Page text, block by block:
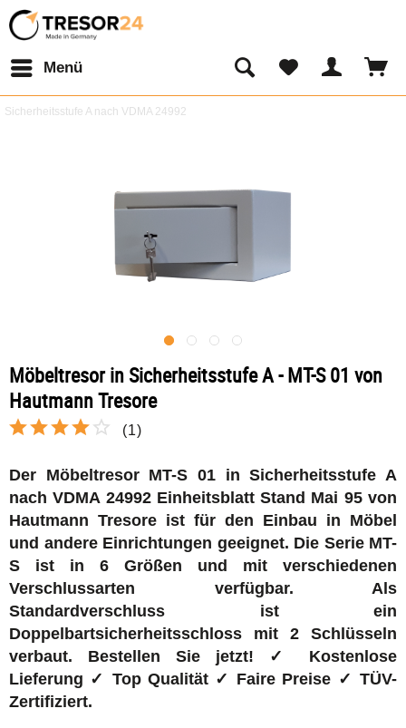
Menü
Sicherheitsstufe A nach VDMA 24992
Möbeltresor in Sicherheitsstufe A - MT-S 01 von
Hautmann Tresore
(1)
Der Möbeltresor MT-S 01 in Sicherheitsstufe A
nach VDMA 24992 Einheitsblatt Stand Mai 95 von
Hautmann Tresore ist für den Einbau in Möbel
und andere Einrichtungen geeignet. Die Serie MT-
S ist in 6 Größen und mit verschiedenen
Verschlussarten verfügbar. Als
Standardverschluss ist ein
Doppelbartsicherheitsschloss mit 2 Schlüsseln
verbaut. Bestellen Sie jetzt! ✓ Kostenlose
Lieferung ✓ Top Qualität ✓ Faire Preise ✓ TÜV-
Zertifiziert.